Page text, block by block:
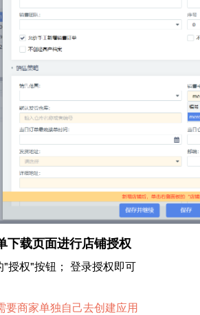
下载页面进行店铺授权
授权"按钮； 登录授权即可
要商家单独自己去创建应用